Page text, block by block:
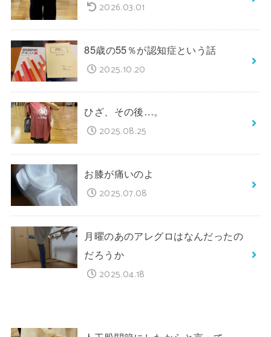
2026.03.01
85歳の55％が認知症という話
2025.10.20
ひざ、その後…。
2025.08.25
お膝が痛いのよ
2025.07.08
月曜のあのアレグロはなんだったの
だろうか
2025.04.18